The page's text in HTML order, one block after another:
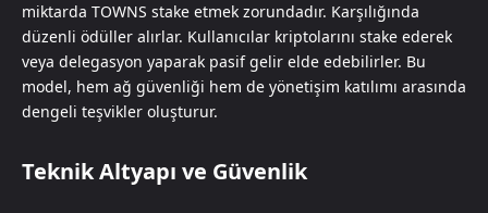
miktarda TOWNS stake etmek zorundadır. Karşılığında
düzenli ödüller alırlar. Kullanıcılar kriptolarını stake ederek
veya delegasyon yaparak pasif gelir elde edebilirler. Bu
model, hem ağ güvenliği hem de yönetişim katılımı arasında
dengeli teşvikler oluşturur.
Teknik Altyapı ve Güvenlik